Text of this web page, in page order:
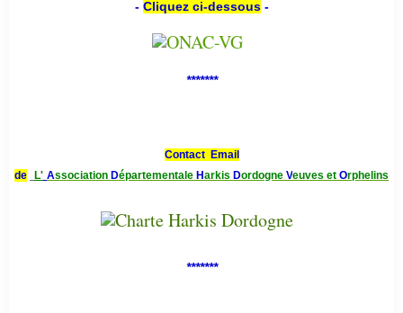
- Cliquez ci-dessous-
*******
Contact Email
de
L' Association Départementale Harkis Dordogne Veuves et Orphelins
*******